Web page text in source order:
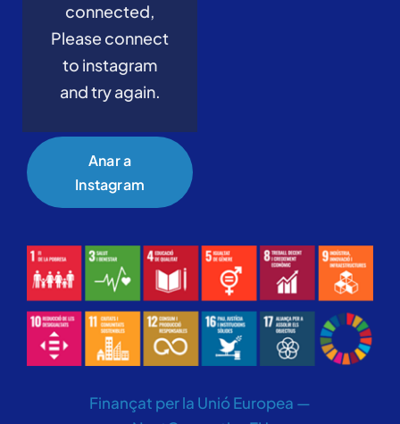
connected,
Please connect
to instagram
and try again.
Anar a
Instagram
Finançat per la Unió Europea —